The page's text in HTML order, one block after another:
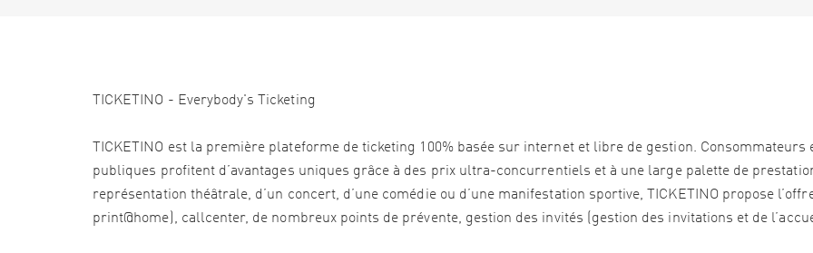
TICKETINO - Everybody's Ticketing
TICKETINO est la première plateforme de ticketing 100% basée sur internet et libre de gestion.
publiques profitent d’avantages uniques grâce à des prix ultra-concurrentiels et à une large palette de
représentation théâtrale, d’un concert, d’une comédie ou d’une manifestation sportive, TICKETINO propose
print@home), callcenter, de nombreux points de prévente, gestion des invités (gestion des invitations et de